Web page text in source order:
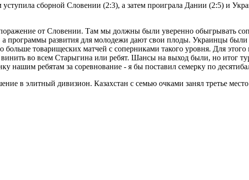
сборной Словении (2:3), а затем проиграла Дании (2:5) и
от Словении. Там мы должны были уверенно обыгрывать
а программы развития для молодежи дают свои плоды. Украинцы
больше товарищеских матчей с соперниками такого уровня. Для
во всем Старыгина или ребят. Шансы на выход были, но итог
нашим ребятам за соревнование - я бы поставил семерку по
в элитный дивизион. Казахстан с семью очками занял третье